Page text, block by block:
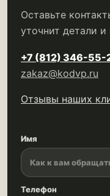
Оставьте
уточнит детали и
+7 (812) 346-55-
zakaz@kodvp.ru
Отзывы наших
Имя
Телефон